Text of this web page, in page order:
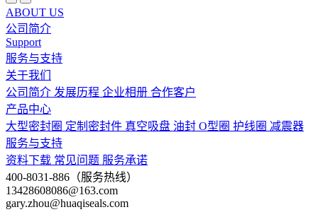
ABOUT US
公司简介
Support
服务与支持
关于我们
公司简介 发展历程 企业相册 合作客户
产品中心
大型密封圈 定制密封件 真空吸盘 油封 O型圈 护线圈 减震器
服务与支持
资料下载 常见问题 服务承诺
400-8031-886（服务热线）
13428608086@163.com
gary.zhou@huaqiseals.com